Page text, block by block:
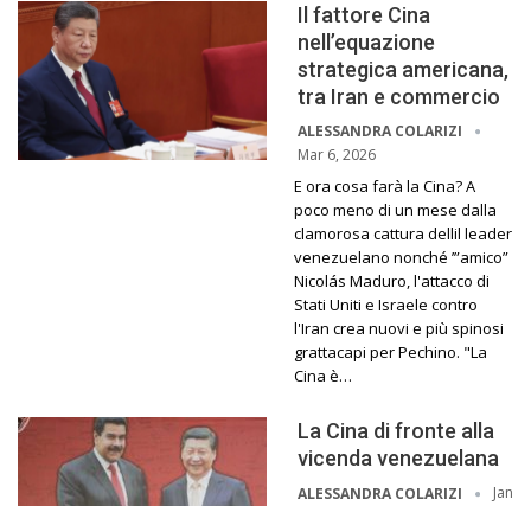
Il fattore Cina
nell’equazione
strategica americana,
tra Iran e commercio
ALESSANDRA COLARIZI
Mar 6, 2026
E ora cosa farà la Cina? A
poco meno di un mese dalla
clamorosa cattura dellil leader
venezuelano nonché ’”amico”
Nicolás Maduro, l'attacco di
Stati Uniti e Israele contro
l'Iran crea nuovi e più spinosi
grattacapi per Pechino. "La
Cina è…
La Cina di fronte alla
vicenda venezuelana
ALESSANDRA COLARIZI
Jan